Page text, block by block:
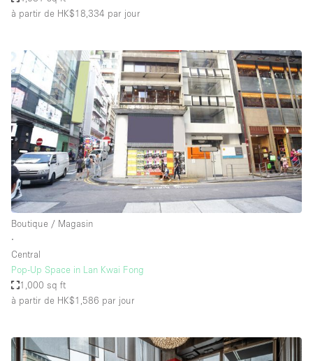
à partir de HK$18,334 par jour
Boutique / Magasin
∙
Central
Pop-Up Space in Lan Kwai Fong
1,000 sq ft
à partir de HK$1,586 par jour